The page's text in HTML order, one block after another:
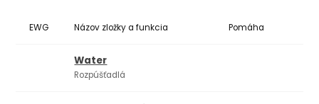
EWG Názov zložky a funkcia Pomáha
Water
Rozpúšťadlá